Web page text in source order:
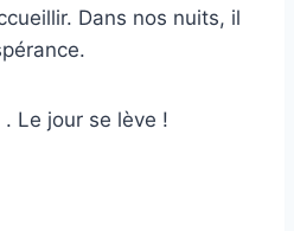
Dans nos nuits, il
Le jour se lève !